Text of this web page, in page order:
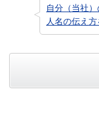
自分（当社
人名の伝え方